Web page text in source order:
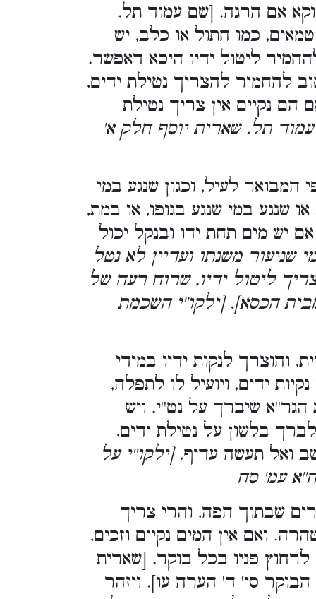
אם הרגה. [שם עמוד תל.
כמו חתול או כלב, יש
ליטול ידיו היכא דאפשר.
להחמיר להצריך נטילת ידים,
נקיים אין צריך נטילת
תל. שארית יוסף חלק א'
לעיל, וכגון שנגע במי
שנגע במי שנגע בגופו, או במת,
יש מים תחת ידו ובנקל יכול
שניעור משנתו ועדיין לא נטל
ליטול ידיו, שרוח רעה של
הכסא]. [ילקו''י השכמת
והוצרך לנקות ידיו במידי
ידים, ויועיל לו לתפלה,
שיברך על נט''י. ויש
בלשון על נטילת ידים,
ואל תעשה עדיף. [ילקו''י על
עמ' סח
שבתוך הפה, והרי צריך
ואם אין המים נקיים וזכים,
פניו בכל בוקר. [שארית
סי' ד' הערה עו]. ויזהר